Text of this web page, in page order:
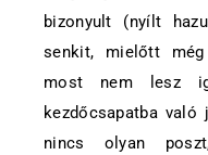
bizonyult (nyílt
senkit, mielőtt még
most nem lesz
kezdőcsapatba
nincs olyan